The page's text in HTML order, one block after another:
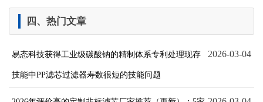
四、热门文章
2026-03-04
易态科技获得工业级碳酸钠的精制体系专利处理现存
技能中PP滤芯过滤器寿数很短的技能问题